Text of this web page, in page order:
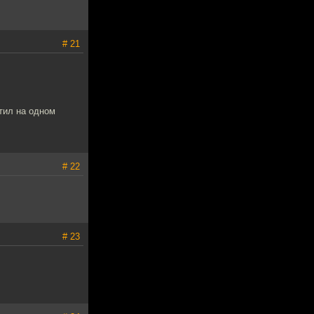
# 21
на одном
# 22
# 23